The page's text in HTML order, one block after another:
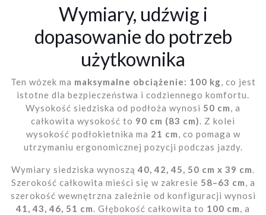
Wymiary, udźwig i
dopasowanie do potrzeb
użytkownika
Ten wózek ma maksymalne obciążenie: 100 kg, co jest
istotne dla bezpieczeństwa i codziennego komfortu.
Wysokość siedziska od podłoża wynosi 50 cm, a
całkowita wysokość to 90 cm (83 cm). Z kolei
wysokość podłokietnika ma 21 cm, co pomaga w
utrzymaniu ergonomicznej pozycji podczas jazdy.
Wymiary siedziska wynoszą 40, 42, 45, 50 cm x 39 cm.
Szerokość całkowita mieści się w zakresie 58–63 cm, a
szerokość wewnętrzna zależnie od konfiguracji wynosi
41, 43, 46, 51 cm. Głębokość całkowita to 100 cm, a